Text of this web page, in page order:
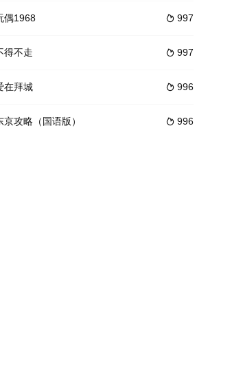
组建家庭并幸福生活了55年。在丈夫猝死之后
和他较富社会经验的朋友Virge（亚瑟·奥康纳饰）一起坐巴
阿泰交易
“娘娘索命”等一连串妖异事件，张天盛虽被种
河南人在北京》电影的念头，在说服主编姚松、老乡韩战
 997
偶1968
 997
得不走
 996
在拜城
 996
京攻略（国语版）